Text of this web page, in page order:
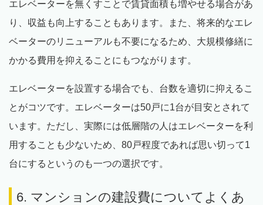
エレベーターを無くすことで賃貸面積も増やせる場合があ
り、収益も向上することもあります。また、将来的なエレ
ベーターのリニューアルも不要になるため、大規模修繕に
かかる費用を抑えることにもつながります。
エレベーターを設置する場合でも、台数を適切に抑えるこ
とがコツです。エレベーターは50戸に1台が目安とされて
います。ただし、実際には低層階の人はエレベーターを利
用することも少ないため、80戸程度であれば思い切って1
台にするというのも一つの選択です。
6. マンションの建設費についてよくあ